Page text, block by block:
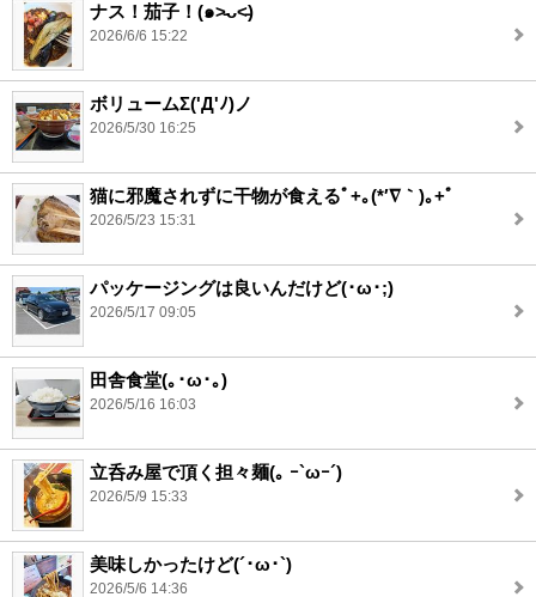
ナス！茄子！(๑˃̵ᴗ˂̵)
2026/6/6 15:22
ボリュームΣ('Д'ﾉ)ノ
2026/5/30 16:25
猫に邪魔されずに干物が食えるﾟ+｡(*′∇｀)｡+ﾟ
2026/5/23 15:31
パッケージングは良いんだけど(･ω･;)
2026/5/17 09:05
田舎食堂(｡･ω･｡)
2026/5/16 16:03
立呑み屋で頂く担々麺(｡ ｰ`ωｰ´)
2026/5/9 15:33
美味しかったけど(´･ω･`)
2026/5/6 14:36